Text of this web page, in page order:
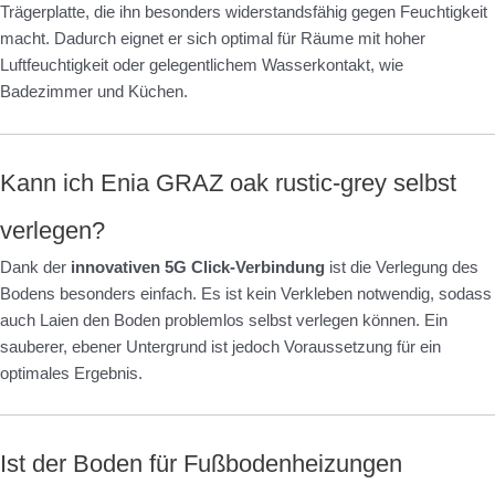
Trägerplatte, die ihn besonders widerstandsfähig gegen Feuchtigkeit
macht. Dadurch eignet er sich optimal für Räume mit hoher
Luftfeuchtigkeit oder gelegentlichem Wasserkontakt, wie
Badezimmer und Küchen.
Kann ich Enia GRAZ oak rustic-grey selbst
verlegen?
Dank der innovativen 5G Click-Verbindung ist die Verlegung des
Bodens besonders einfach. Es ist kein Verkleben notwendig, sodass
auch Laien den Boden problemlos selbst verlegen können. Ein
sauberer, ebener Untergrund ist jedoch Voraussetzung für ein
optimales Ergebnis.
Ist der Boden für Fußbodenheizungen